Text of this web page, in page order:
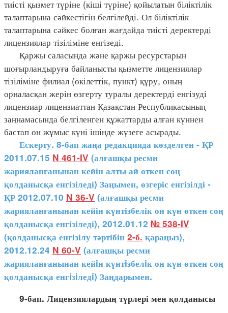
тиісті қызмет түріне (кіші түріне) қойылатын біліктілік
талаптарына сәйкестігін белгілейді. Ол біліктілік
талаптарына сәйкес болған жағдайда тиісті деректерді
лицензиялар тізіліміне енгізеді.
Қаржы саласында және қаржы ресурстарын
шоғырландыруға байланысты қызметте лицензиялар
тізіліміне филиал (өкілеттік, пункт) құру, оның
орналасқан жерін өзгерту туралы деректерді енгізуді
лицензиар лицензиаттан Қазақстан Республикасының
заңнамасында белгіленген құжаттарды алған күннен
бастап он жұмыс күні ішінде жүзеге асырады.
Ескерту. 8-бап жаңа редакцияда көзделген - ҚР
2011.07.15 N 461-IV (алғашқы ресми
жарияланғанынан кейін алты ай өткен соң
қолданысқа енгізіледі) Заңымен, өзгеріс енгізілді -
ҚР 2012.07.10 N 36-V (алғашқы ресми
жарияланғанынан кейін күнтізбелік он күн өткен соң
қолданысқа енгізіледі), 2012.01.12 № 538-IV
(қолданысқа енгізілу тәртібін 2-б. қараңыз),
2012.12.24 N 60-V (алғашқы ресми
жарияланғанынан кейiн күнтiзбелiк он күн өткен соң
қолданысқа енгiзiледi) Заңдарымен.
9-бап. Лицензиялардың түрлері мен қолданысы